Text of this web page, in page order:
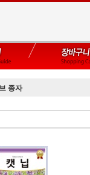
종자